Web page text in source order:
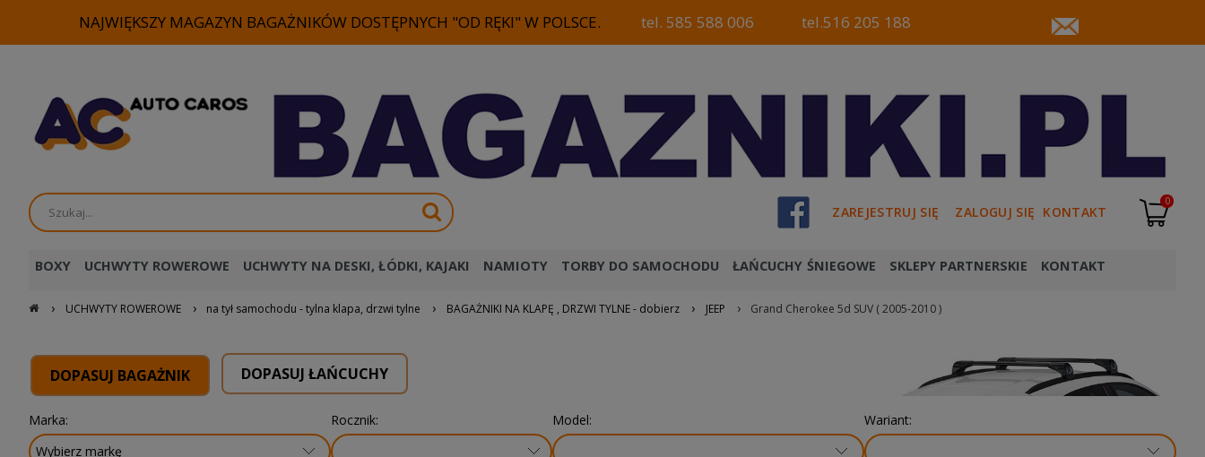
NAJWIĘKSZY MAGAZYN BAGAŻNIKÓW DOSTĘPNYCH "OD RĘKI" W POLSCE. tel. 585 588 006 tel.516 205 188
ZAREJESTRUJ SIĘ ZALOGUJ SIĘ KONTAKT
0
BOXY UCHWYTY ROWEROWE UCHWYTY NA DESKI, ŁÓDKI, KAJAKI NAMIOTY TORBY DO SAMOCHODU ŁAŃCUCHY ŚNIEGOWE SKLEPY PARTNERSKIE KONTAKT
› UCHWYTY ROWEROWE › na tył samochodu - tylna klapa, drzwi tylne › BAGAŻNIKI NA KLAPĘ , DRZWI TYLNE - dobierz › JEEP › Grand Cherokee 5d SUV ( 2005-2010 )
DOPASUJ BAGAŻNIK DOPASUJ ŁAŃCUCHY
Marka: Rocznik: Model: Wariant: